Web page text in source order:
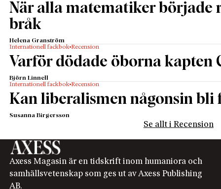
När alla matematiker började
bråk
Helena Granström
Internationell fackbok Recension
Varför dödade öborna kapten
Björn Linnell
Internationell fackbok Recension
Kan liberalismen någonsin bli
Susanna Birgersson
Se allt i Recension
Axess Magasin är en tidskrift inom humaniora och
samhällsvetenskap som ges ut av Axess Publishing
AB.